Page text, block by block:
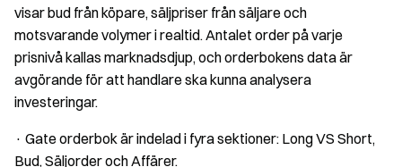
visar bud från köpare, säljpriser från säljare och
motsvarande volymer i realtid. Antalet order på varje
prisnivå kallas marknadsdjup, och orderbokens data är
avgörande för att handlare ska kunna analysera
investeringar.
· Gate orderbok är indelad i fyra sektioner: Long VS Short,
Bud, Säljorder och Affärer.